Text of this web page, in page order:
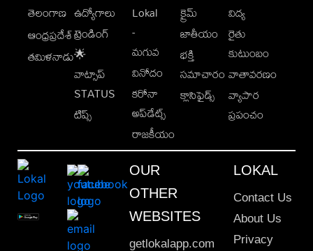
తెలంగాణ
ఆంధ్రప్రదేశ్
తమిళనాడు
ఉద్యోగాలు
ట్రెండింగ్
🌟
వాట్సాప్
STATUS
టిప్స్
Lokal
-
మగువ
వినోదం
కరోనా
అప్‌డేట్స్
రాజకీయం
క్రైమ్
జాతీయం
భక్తి
సమాచారం
క్లాసిఫైడ్స్
విద్య
రైతు
కుటుంబం
వాతావరణం
వ్యాపార
ప్రపంచం
OUR
OTHER
WEBSITES
getlokalapp.com
LOKAL
Contact Us
About Us
Privacy